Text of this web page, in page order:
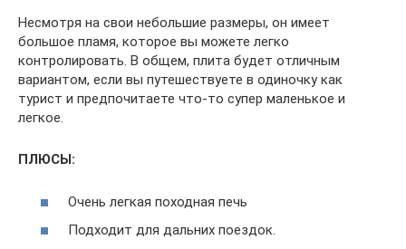
Несмотря на свои небольшие размеры, он имеет
большое пламя, которое вы можете легко
контролировать. В общем, плита будет отличным
вариантом, если вы путешествуете в одиночку как
турист и предпочитаете что-то супер маленькое и
легкое.
ПЛЮСЫ:
Очень легкая походная печь
Подходит для дальних поездок.